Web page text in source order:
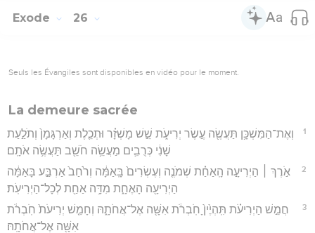
Exode 26
Seuls les Évangiles sont disponibles en vidéo pour le moment.
La demeure sacrée
1
וְאֶת־הַמִּשְׁכָּ֥ן תַּעֲשֶׂ֖ה עֶ֣שֶׂר יְרִיעֹ֑ת שֵׁ֣שׁ מָשְׁזָ֗ר וּתְכֵ֤לֶת וְאַרְגָּמָן֙ וְתֹלַ֣עַת
שָׁנִ֔י כְּרֻבִ֛ים מַעֲשֵׂ֥ה חֹשֵׁ֖ב תַּעֲשֶׂ֥ה אֹתָֽם׃
2
אֹ֣רֶךְ ׀ הַיְרִיעָ֣ה הָֽאַחַ֗ת שְׁמֹנֶ֤ה וְעֶשְׂרִים֙ בָּֽאַמָּ֔ה וְרֹ֙חַב֙ אַרְבַּ֣ע בָּאַמָּ֔ה
הַיְרִיעָ֖ה הָאֶחָ֑ת מִדָּ֥ה אַחַ֖ת לְכָל־הַיְרִיעֹֽת׃
3
חֲמֵ֣שׁ הַיְרִיעֹ֗ת תִּֽהְיֶ֙יןָ֙ חֹֽבְרֹ֔ת אִשָּׁ֖ה אֶל־אֲחֹתָ֑הּ וְחָמֵ֤שׁ יְרִיעֹת֙ חֹֽבְרֹ֔ת
אִשָּׁ֖ה אֶל־אֲחֹתָֽהּ׃